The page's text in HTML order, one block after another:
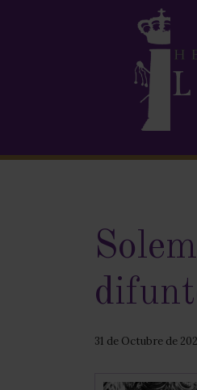
31 de Octubre de